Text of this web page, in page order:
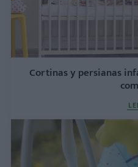
Cortinas y persianas